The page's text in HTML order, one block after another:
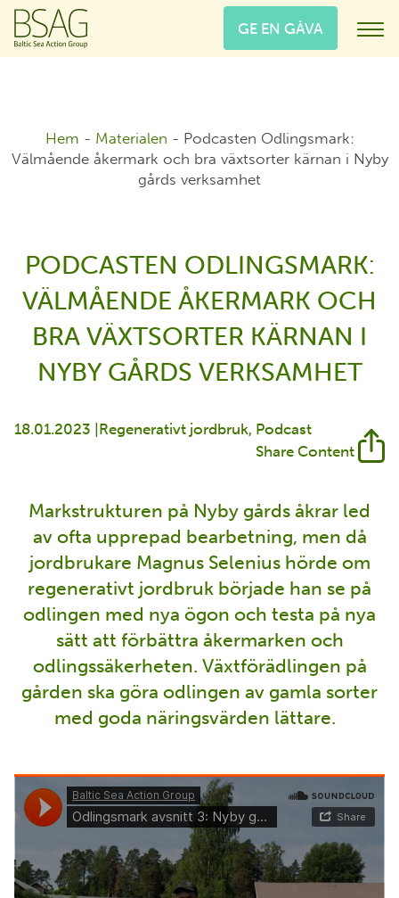
GE EN GÅVA
Hem - Materialen - Podcasten Odlingsmark:
Välmående åkermark och bra växtsorter kärnan i Nyby
gårds verksamhet
PODCASTEN ODLINGSMARK:
VÄLMÅENDE ÅKERMARK OCH
BRA VÄXTSORTER KÄRNAN I
NYBY GÅRDS VERKSAMHET
18.01.2023 | Regenerativt jordbruk Podcast
Share Content
Markstrukturen på Nyby gårds åkrar led
av ofta upprepad bearbetning, men då
jordbrukare Magnus Selenius hörde om
regenerativt jordbruk började han se på
odlingen med nya ögon och testa på nya
sätt att förbättra åkermarken och
odlingssäkerheten. Växtförädlingen på
gården ska göra odlingen av gamla sorter
med goda näringsvärden lättare.